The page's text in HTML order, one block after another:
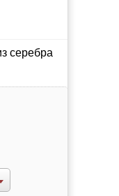
серебра